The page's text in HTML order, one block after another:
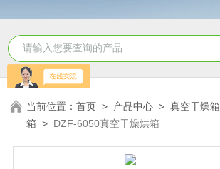
当前位置：首页 > 产品中心 >真空干燥箱
箱 > DZF-6050真空干燥烘箱